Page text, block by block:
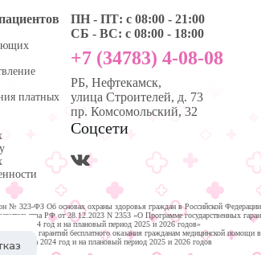
платных
ПН - ПТ: с 08:00 - 21:00
СБ - ВС: с 08:00 - 18:00
+7 (34783) 4-08-08
РБ, Нефтекамск,
улица Строителей, д. 73
пр. Комсомольский, 32
Соцсети
№ 323-ФЗ Об основах охраны здоровья граждан в Российской Федерации
РФ от 28.12.2023 N 2353 «О Программе государственных
на 2024 год и на плановый период 2025 и 2026 годов»
гарантий бесплатного оказания гражданам медицинской помощи в
на 2024 год и на плановый период 2025 и 2026 годов